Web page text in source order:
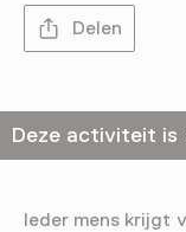
Delen
Deze activiteit is
Ieder mens krijgt